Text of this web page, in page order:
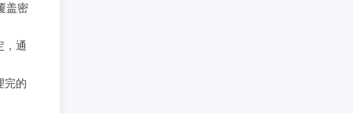
盖密
，通
完的